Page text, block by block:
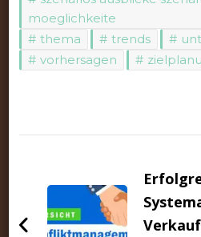
moeglichkeite
thema
trends
vorhersagen